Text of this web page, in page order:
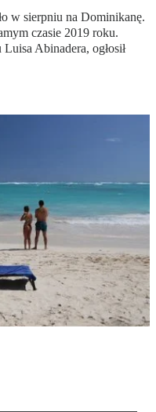
w sierpniu na Dominikanę.
czasie 2019 roku.
Abinadera, ogłosił